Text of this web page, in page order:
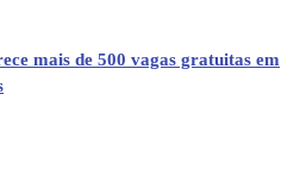
mais de 500 vagas gratuitas em